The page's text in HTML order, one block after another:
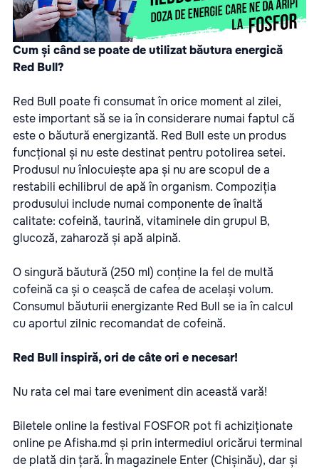
Cum și când se poate de utilizat băutura energică
Red Bull?
Red Bull poate fi consumat în orice moment al zilei,
este important să se ia în considerare numai faptul că
este o băutură energizantă. Red Bull este un produs
funcțional și nu este destinat pentru potolirea setei.
Produsul nu înlocuiește apa și nu are scopul de a
restabili echilibrul de apă în organism. Compoziția
produsului include numai componente de înaltă
calitate: cofeină, taurină, vitaminele din grupul B,
glucoză, zaharoză și apă alpină.
O singură băutură (250 ml) conține la fel de multă
cofeină ca și o ceașcă de cafea de același volum.
Consumul băuturii energizante Red Bull se ia în calcul
cu aportul zilnic recomandat de cofeină.
Red Bull inspiră, ori de câte ori e necesar!
Nu rata cel mai tare eveniment din această vară!
Bileteleonline la festival FOSFOR pot fi achiziționate
online peAfisha.md și prin intermediul oricărui terminal
de plată din țară. În magazinele Enter (Chișinău), dar și